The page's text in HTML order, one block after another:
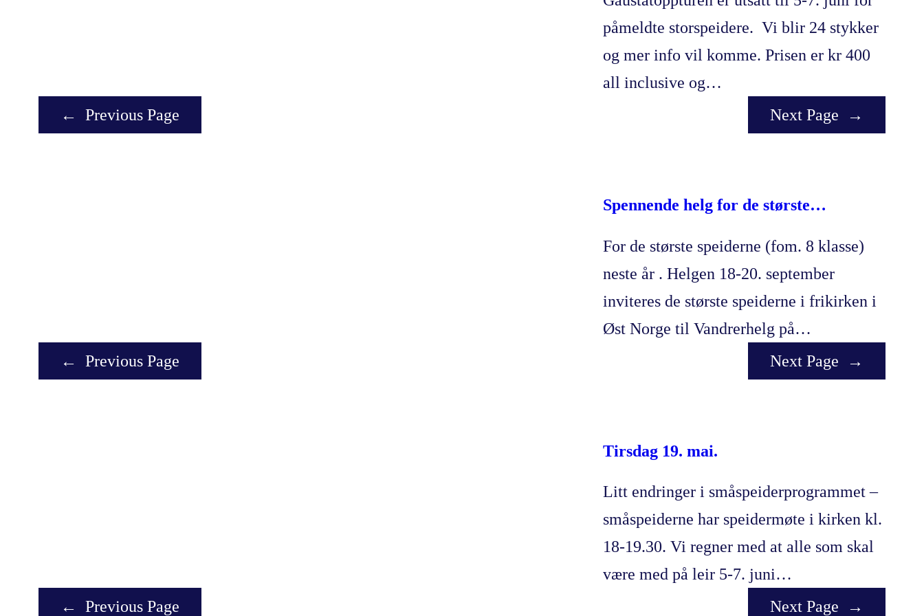
påmeldte storspeidere. Vi blir 24 stykker
og mer info vil komme. Prisen er kr 400
all inclusive og…
←
Previous Page Next Page →
Spennende helg for de største…
For de største speiderne (fom. 8 klasse)
neste år . Helgen 18-20. september
inviteres de største speiderne i frikirken i
Øst Norge til Vandrerhelg på…
←
Previous Page Next Page →
Tirsdag 19. mai.
Litt endringer i småspeiderprogrammet –
småspeiderne har speidermøte i kirken kl.
18-19.30. Vi regner med at alle som skal
være med på leir 5-7. juni…
←
Previous Page Next Page →